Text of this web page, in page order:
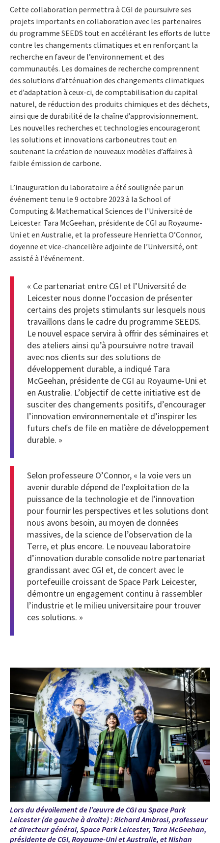
Cette collaboration permettra à CGI de poursuivre ses
projets importants en collaboration avec les partenaires
du programme SEEDS tout en accélérant les efforts de lutte
contre les changements climatiques et en renforçant la
recherche en faveur de l’environnement et des
communautés. Les domaines de recherche comprennent
des solutions d’atténuation des changements climatiques
et d’adaptation à ceux-ci, de comptabilisation du capital
naturel, de réduction des produits chimiques et des déchets,
ainsi que de durabilité de la chaîne d’approvisionnement.
Les nouvelles recherches et technologies encourageront
les solutions et innovations carboneutres tout en
soutenant la création de nouveaux modèles d’affaires à
faible émission de carbone.
L’inauguration du laboratoire a été soulignée par un
événement tenu le 9 octobre 2023 à la School of
Computing & Mathematical Sciences de l’Université de
Leicester. Tara McGeehan, présidente de CGI au Royaume-
Uni et en Australie, et la professeure Henrietta O’Connor,
doyenne et vice-chancelière adjointe de l’Université, ont
assisté à l’événement.
« Ce partenariat entre CGI et l’Université de
Leicester nous donne l’occasion de présenter
certains des projets stimulants sur lesquels nous
travaillons dans le cadre du programme SEEDS.
Le nouvel espace servira à offrir des séminaires et
des ateliers ainsi qu’à poursuivre notre travail
avec nos clients sur des solutions de
développement durable, a indiqué Tara
McGeehan, présidente de CGI au Royaume-Uni et
en Australie. L’objectif de cette initiative est de
susciter des changements positifs, d’encourager
l’innovation environnementale et d’inspirer les
futurs chefs de file en matière de développement
durable. »
Selon professeure O’Connor, « la voie vers un
avenir durable dépend de l’exploitation de la
puissance de la technologie et de l’innovation
pour fournir les perspectives et les solutions dont
nous avons besoin, au moyen de données
massives, de la science de l’observation de la
Terre, et plus encore. Le nouveau laboratoire
d’innovation durable consolide notre partenariat
grandissant avec CGI et, de concert avec le
portefeuille croissant de Space Park Leicester,
démontre un engagement continu à rassembler
l’industrie et le milieu universitaire pour trouver
ces solutions. »
Lors du dévoilement de l’œuvre de CGI au Space Park
Leicester (de gauche à droite) : Richard Ambrosi, professeur
et directeur général, Space Park Leicester, Tara McGeehan,
présidente de CGI, Royaume-Uni et Australie, et Nishan